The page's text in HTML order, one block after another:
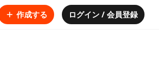
作成する ログイン / 会員登録